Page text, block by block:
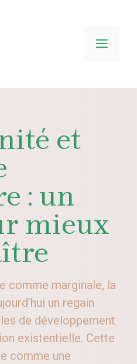
et
: un
mieux
comme marginale, la
un regain
de développement
existentielle. Cette
comme une